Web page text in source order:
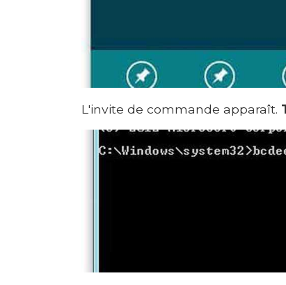
L'invite de commande apparaît.